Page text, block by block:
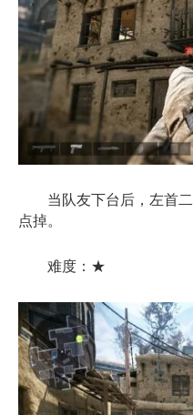
当队友下台后，左首二
点掉。
难度：★